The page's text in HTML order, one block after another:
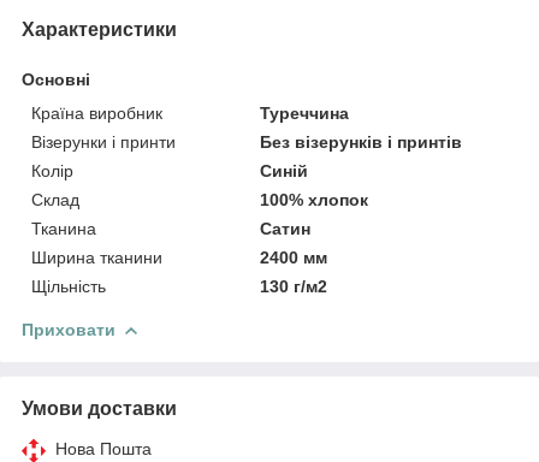
Характеристики
Основні
Країна виробник
Туреччина
Візерунки і принти
Без візерунків і принтів
Колір
Синій
Склад
100% хлопок
Тканина
Сатин
Ширина тканини
2400 мм
Щільність
130 г/м2
Приховати
Умови доставки
Нова Пошта